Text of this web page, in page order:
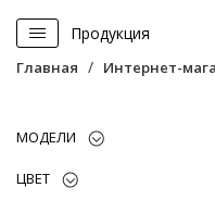
Продукция
Главная Интернет-
МОДЕЛИ
ЦВЕТ